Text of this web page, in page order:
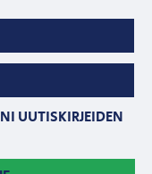
UUTISKIRJEIDEN